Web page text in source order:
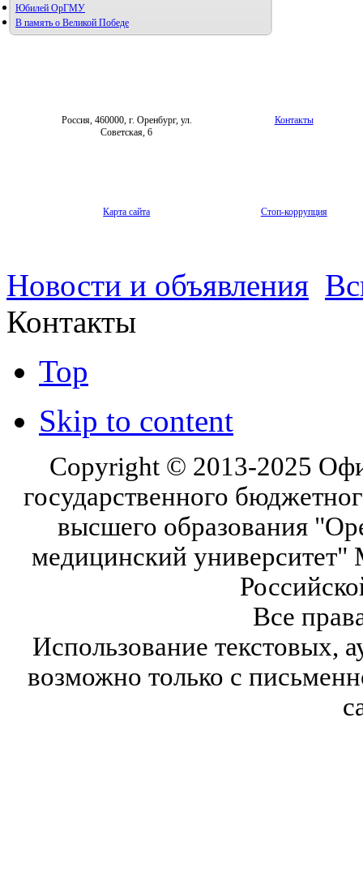
Юбилей ОрГМУ
В память о Великой Победе
Россия, 460000, г. Оренбург, ул.
Советская, 6
Контакты
Карта сайта Стоп-коррупция
Новости и объявления
Контакты
Top
Skip to content
Copyright © 2013-2025
государственного
высшего образования
медицинский университет"
Все
Использование текстовых,
возможно только с